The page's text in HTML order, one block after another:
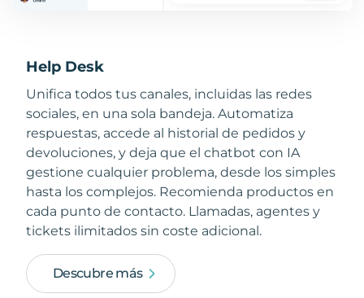
Help Desk
Unifica todos tus canales, incluidas las redes
sociales, en una sola bandeja. Automatiza
respuestas, accede al historial de pedidos y
devoluciones, y deja que el chatbot con IA
gestione cualquier problema, desde los simples
hasta los complejos. Recomienda productos en
cada punto de contacto. Llamadas, agentes y
tickets ilimitados sin coste adicional.
Descubre más